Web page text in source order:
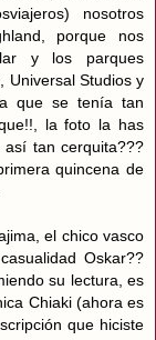
nosotros
porque nos
y los parques
Universal Studios y
que se tenía tan
la foto la has
tan cerquita???
quincena de
el chico vasco
Oskar??
su lectura, es
Chiaki (ahora es
que hiciste